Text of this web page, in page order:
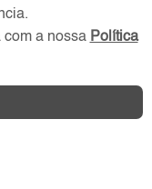
com a nossa Política